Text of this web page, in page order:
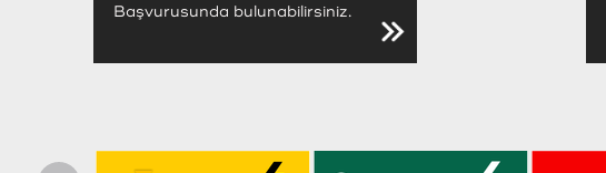
Başvurusunda bulunabilirsiniz.